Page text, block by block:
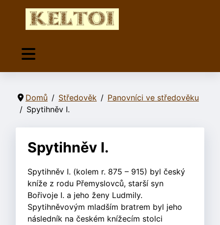
Domů Středověk
Panovníci ve středověku
Spytihněv I.
Spytihněv I.
Spytihněv I. (kolem r. 875 – 915) byl český
kníže z rodu Přemyslovců, starší syn
Bořivoje I. a jeho ženy Ludmily.
Spytihněvovým mladším bratrem byl jeho
následník na českém knížecím stolci